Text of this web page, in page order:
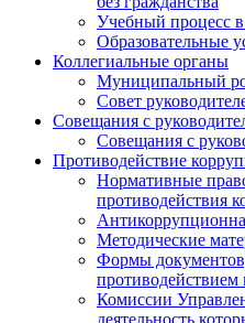
Учебный процесс
Образовательные
Коллегиальные органы
Муниципальный
Совет
Совещания с
Совещания с
Противодействие
Нормативные
противодействия
Методические
Формы
противодействием
Комиссии